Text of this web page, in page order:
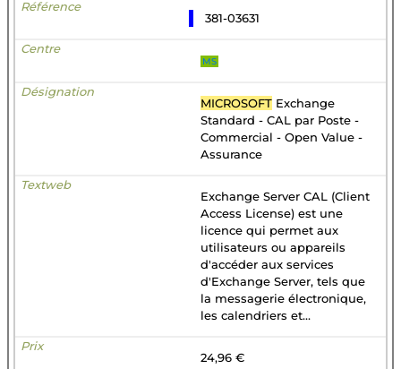
381-03631
MS
MICROSOFT Exchange
Standard - CAL par Poste -
Commercial - Open Value -
Assurance
Exchange Server CAL (Client
Access License) est une
licence qui permet aux
utilisateurs ou appareils
d'accéder aux services
d'Exchange Server, tels que
la messagerie électronique,
les calendriers et...
24,96 €